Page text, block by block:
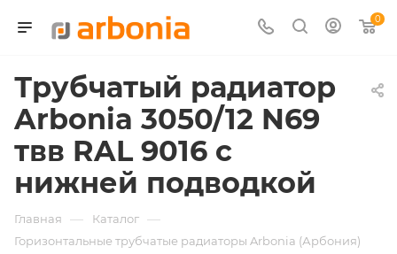
0
Трубчатый радиатор
Arbonia 3050/12 N69
твв RAL 9016 с
нижней подводкой
Главная — Каталог —
Горизонтальные трубчатые радиаторы Arbonia (Арбония)